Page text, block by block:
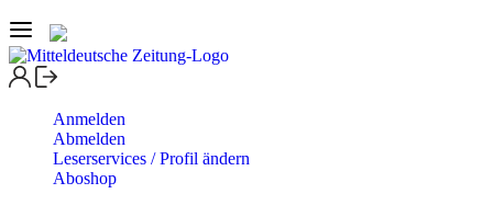
Anmelden
Abmelden
Leserservices / Profil ändern
Aboshop